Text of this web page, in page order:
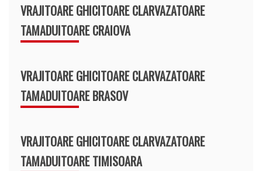
VRAJITOARE GHICITOARE CLARVAZATOARE
TAMADUITOARE CRAIOVA
VRAJITOARE GHICITOARE CLARVAZATOARE
TAMADUITOARE BRASOV
VRAJITOARE GHICITOARE CLARVAZATOARE
TAMADUITOARE TIMISOARA